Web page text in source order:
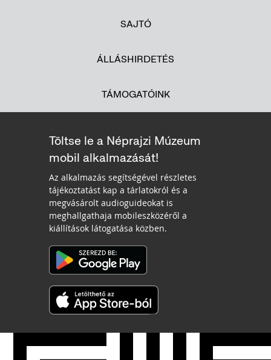
SAJTÓ
ÁLLÁSHIRDETÉS
TÁMOGATÓINK
Töltse le a Néprajzi Múzeum
mobil alkalmazását!
Az alkalmazás segítségével részletes
tájékoztatást kap a tárlatokról és a
megvásárolt audioguideokat is
meghallgathaja mobileszközéről a
kiállítások látogatása közben.